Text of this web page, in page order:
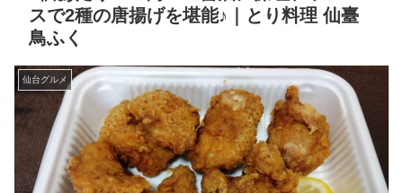
スで2種の唐揚げを堪能♪｜とり料理 仙臺
鳥ふく
仙台グルメ